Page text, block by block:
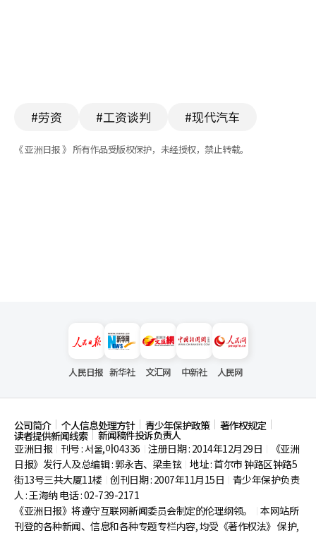
#劳资 #工资谈判 #现代汽车
《 亚洲日报 》 所有作品受版权保护，未经授权，禁止转载。
人民日报 新华社 文汇网 中新社 人民网
公司简介 个人信息处理方针 青少年保护政策 著作权规定
读者提供新闻线索
新闻稿件投诉负责人
亚洲日报
刊号 : 서울,아04336 注册日期 : 2014年12月29日
《亚洲
日报》发行人及总编辑 : 郭永吉、梁圭铉 地址 : 首尔市钟路区钟路5
街13号三共大厦11楼 创刊日期 : 2007年11月15日
青少年保护负责
人 : 王海纳 电话 : 02-739-2171
《亚洲日报》将遵守互联网新闻委员会制定的伦理纲领。
本网站所
刊登的各种新闻、信息和各种专题专栏内容, 均受《著作权法》 保护,